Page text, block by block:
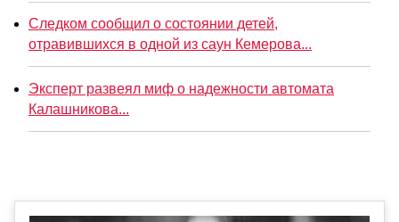
Следком сообщил о состоянии детей,
отравившихся в одной из саун Кемерова...
Эксперт развеял миф о надежности автомата
Калашникова...